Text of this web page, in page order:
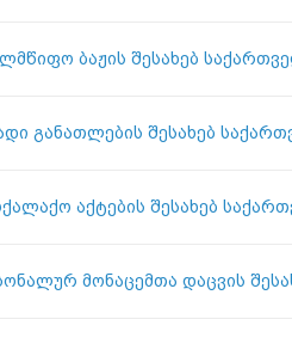
ბაჟის შესახებ
განათლების შესახებ
აქტების შესახებ
მონაცემთა დაცვის